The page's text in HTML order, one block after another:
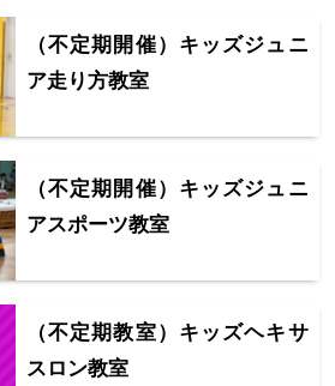
（不定期開催）キッズジュニ
ア走り方教室
（不定期開催）キッズジュニ
アスポーツ教室
（不定期教室）キッズヘキサ
スロン教室